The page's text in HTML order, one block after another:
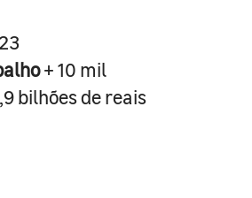
+ 10 mil
bilhões de reais